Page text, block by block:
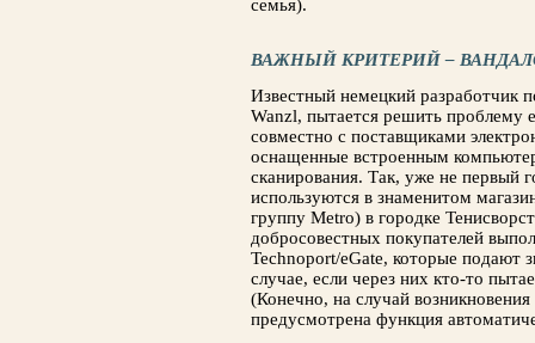
семья).
ВАЖНЫЙ КРИТЕРИЙ –
Известный немецкий разработчик
Wanzl, пытается решить проблему
совместно с поставщиками
оснащенные встроенным
сканирования. Так, уже не первый
используются в знаменитом
группу Metro) в городке
добросовестных покупателей
Technoport/eGate, которые подают
случае, если через них кто-то
(Конечно, на случай
предусмотрена функция